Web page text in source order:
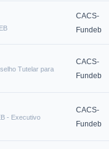
CACS-
Fundeb
Tutelar para
CACS-
Fundeb
- Executivo
CACS-
Fundeb